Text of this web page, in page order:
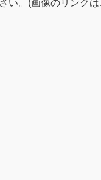
い。(画像のリンク